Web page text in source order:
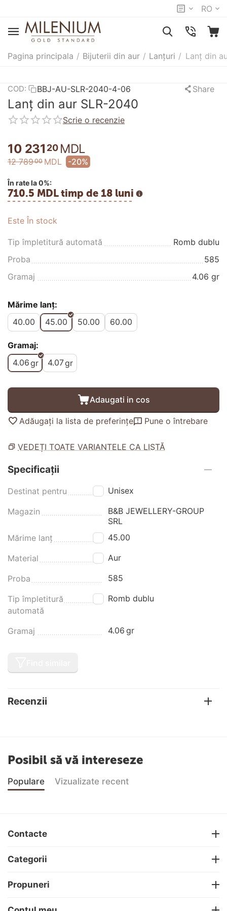
RO
Pagina principala / Bijuterii din aur / Lanțuri / Lanț din
COD: BBJ-AU-SLR-2040-4-06 Share
Lanț din aur SLR-2040
Scrie o recenzie
10 231 20 MDL
12 78900 MDL -20%
În rate la 0%:
710.5 MDL timp de 18 luni
Este În stock
Tip împletitură automată
Romb dublu
Proba
585
Gramaj
4.06 gr
Mărime lanț:
40.00
45.00 50.00 60.00
Gramaj:
4.06gr 4.07gr
Adaugati in cos
Adăugați la lista de preferințe Pune o întrebare
VEDEȚI TOATE VARIANTELE CA LISTĂ
Specificații
Destinat pentru Unisex
Magazin
B&B JEWELLERY-GROUP
SRL
Mărime lanț
45.00
Material Aur
Proba 585
Tip împletitură
automată
Romb dublu
Gramaj 4.06 gr
Recenzii
Posibil să vă intereseze
Populare Vizualizate recent
Contacte
Categorii
Propuneri